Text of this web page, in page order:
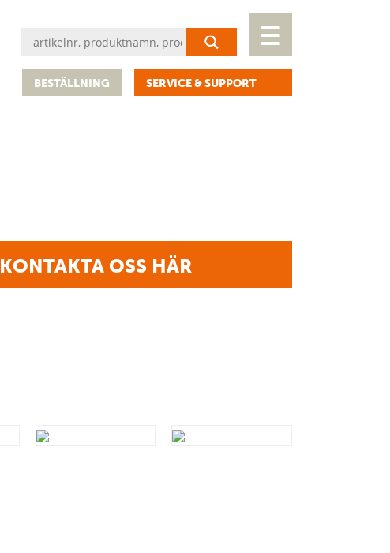
BESTÄLLNING SERVICE & SUPPORT
KONTAKTA OSS HÄR